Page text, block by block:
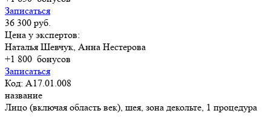
Записаться
36 300 руб.
Цена у экспертов:
Наталья Шевчук, Анна Нестерова
+1 800 бонусов
Записаться
Код: A17.01.008
название
Лицо (включая область век), шея, зона декольте, 1 процедура